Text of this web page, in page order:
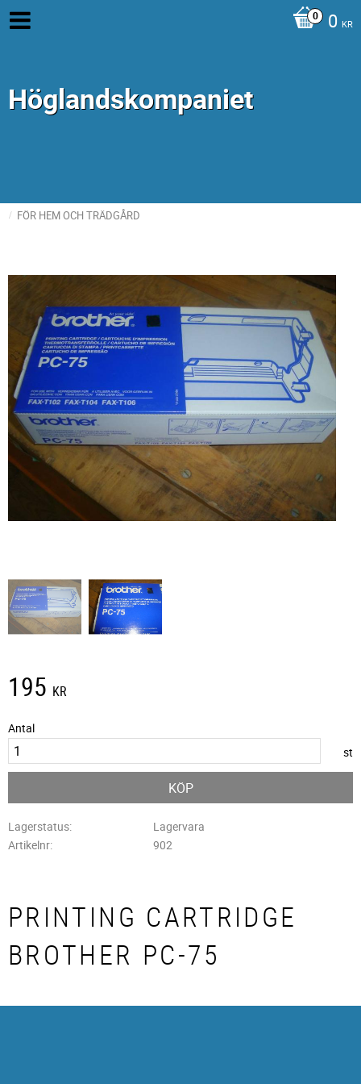
0 KR
Höglandskompaniet
FÖR HEM OCH TRÄDGÅRD
195 KR
Antal
st
KÖP
Lagerstatus
Lagervara
Artikelnr
902
PRINTING CARTRIDGE
BROTHER PC-75